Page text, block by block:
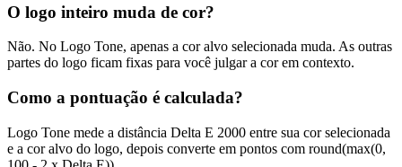
O logo inteiro muda de cor?
Não. No Logo Tone, apenas a cor alvo selecionada muda. As outras
partes do logo ficam fixas para você julgar a cor em contexto.
Como a pontuação é calculada?
Logo Tone mede a distância Delta E 2000 entre sua cor selecionada
e a cor alvo do logo, depois converte em pontos com round(max(0,